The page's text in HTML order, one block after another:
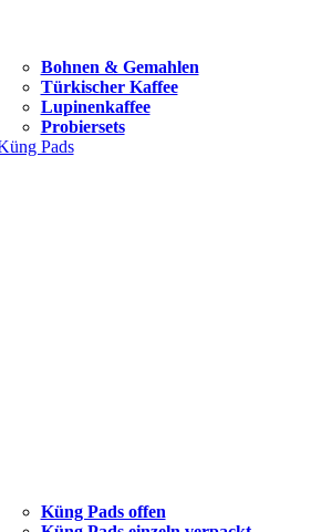
Bohnen & Gemahlen
Türkischer Kaffee
Lupinenkaffee
Probiersets
Pads
Küng Pads offen